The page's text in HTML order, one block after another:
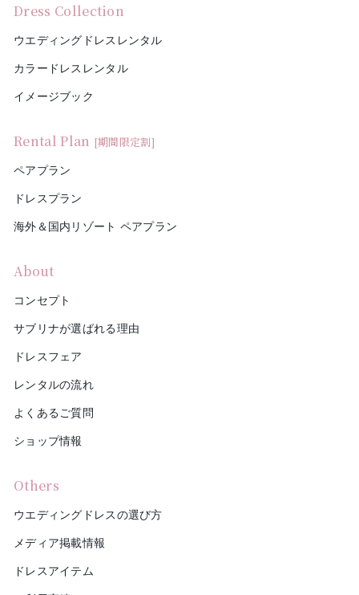
Dress Collection
ウエディングドレスレンタル
カラードレスレンタル
イメージブック
Rental Plan [期間限定割]
ペアプラン
ドレスプラン
海外＆国内リゾート ペアプラン
About
コンセプト
サブリナが選ばれる理由
ドレスフェア
レンタルの流れ
よくあるご質問
ショップ情報
Others
ウエディングドレスの選び方
メディア掲載情報
ドレスアイテム